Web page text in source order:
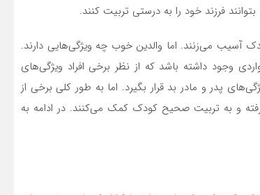
فرزند خود را به درستی تربیت کنند.
آسیب می‌زنند. اما والدین خوب چه ویژگی‌هایی دارند.
وجود داشته باشد که از نظر برخی افراد ویژگی‌های
پدر و مادر بد قرار بگیرد. اما به طور کلی برخی از
و به تربیت صحیح کودک کمک می‌کنند. در ادامه به